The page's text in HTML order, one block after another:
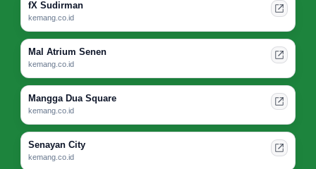
fX Sudirman
kemang.co.id
Mal Atrium Senen
kemang.co.id
Mangga Dua Square
kemang.co.id
Senayan City
kemang.co.id